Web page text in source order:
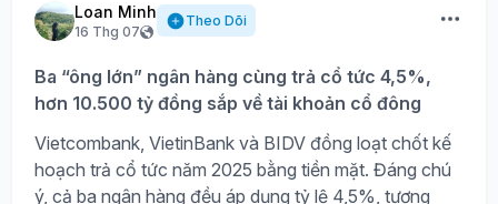
Loan Minh
16 Thg 07
Theo Dõi
Ba “ông lớn” ngân hàng cùng trả cổ tức 4,5%,
hơn 10.500 tỷ đồng sắp về tài khoản cổ đông
Vietcombank, VietinBank và BIDV đồng loạt chốt kế
hoạch trả cổ tức năm 2025 bằng tiền mặt. Đáng chú
ý, cả ba ngân hàng đều áp dụng tỷ lệ 4,5%, tương